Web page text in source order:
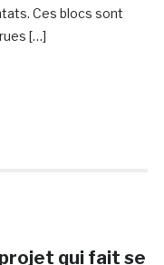
Ces blocs sont
[…]
projet qui fait se